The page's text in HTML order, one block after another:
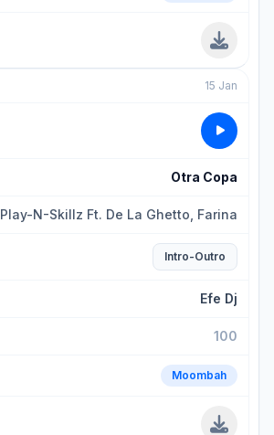
15 Jan
Otra Copa
Play-N-Skillz Ft. De La Ghetto, Farina
Intro-Outro
Efe Dj
100
Moombah